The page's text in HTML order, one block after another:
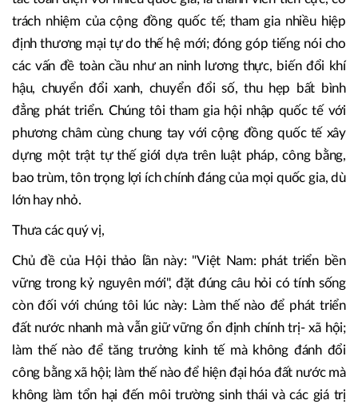
phá nặng nề sau chiến tranh, trở thành nền kinh tế năng
động, hội nhập sâu, tham gia tích cực vào các chuỗi giá trị
khu vực và toàn cầu.
Ngày nay, Việt Nam đã có quan hệ đối tác chiến lược, đối
tác toàn diện với nhiều quốc gia; là thành viên tích cực, có
trách nhiệm của cộng đồng quốc tế; tham gia nhiều hiệp
định thương mại tự do thế hệ mới; đóng góp tiếng nói cho
các vấn đề toàn cầu như an ninh lương thực, biến đổi khí
hậu, chuyển đổi xanh, chuyển đổi số, thu hẹp bất bình
phương châm cùng chung tay với cộng đồng quốc tế xây
dựng một trật tự thế giới dựa trên luật pháp, công bằng,
bao trùm, tôn trọng lợi ích chính đáng của mọi quốc gia, dù
lớn hay nhỏ.
Chủ đề của Hội thảo lần này: "Việt Nam: phát triển bền
vững trong kỷ nguyên mới", đặt đúng câu hỏi có tính sống